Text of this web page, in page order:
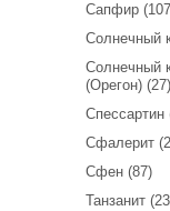
Сапфир
Солнечный
Солнечный
(Орегон) (27)
Спессартин
Сфалерит
Сфен (87)
Танзанит